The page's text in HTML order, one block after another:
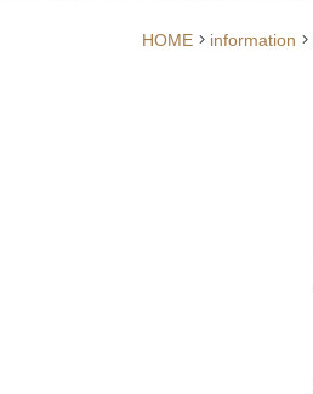
HOME information